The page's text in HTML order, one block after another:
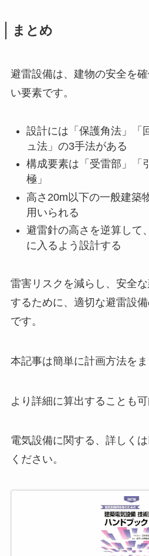
まとめ
避雷設備は、建物の安全を
い要素です。
設計には「保護角法」「
ュ法」の3手法がある
構成要素は「受雷部」「
極」
高さ20m以下の一般建築
用いられる
避雷針の高さを逆算して
に入るよう設計する
雷害リスクを減らし、安全
するために、適切な避雷設
です。
本記事は簡単に計画方法をま
より詳細に算出することも可
電気設備に関する、詳しく
ください。